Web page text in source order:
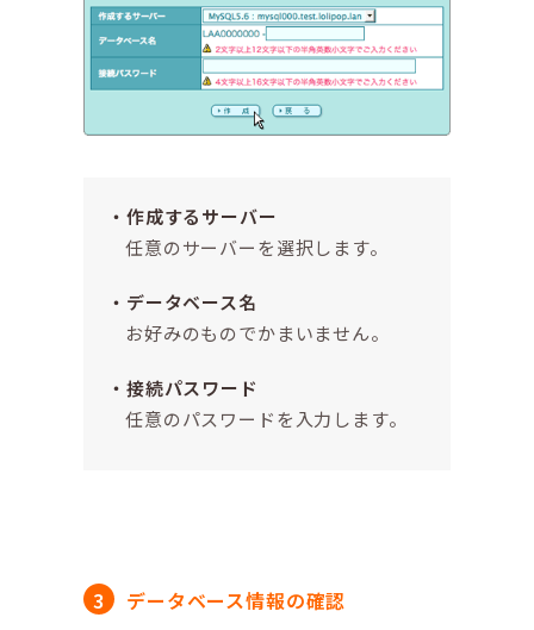
作成するサーバー
任意のサーバーを選択します。
データベース名
お好みのものでかまいません。
接続パスワード
任意のパスワードを入力します。
データベース情報の確認